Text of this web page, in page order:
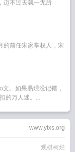
迈不过去就一无所
的前任宋家掌权人，宋
。如果易璟没记错，
的万人迷。...
www.ytxs.org
观棋柯烂